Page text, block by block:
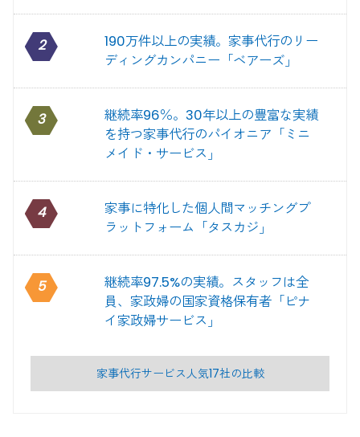
2
190万件以上の実績。家事代行のリー
ディングカンパニー「ベアーズ」
3
継続率96％。30年以上の豊富な実績
を持つ家事代行のパイオニア「ミニ
メイド・サービス」
4
家事に特化した個人間マッチングプ
ラットフォーム「タスカジ」
5
継続率97.5%の実績。スタッフは全
員、家政婦の国家資格保有者「ピナ
イ家政婦サービス」
家事代行サービス人気17社の比較